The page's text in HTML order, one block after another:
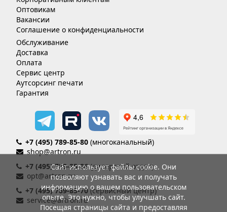
Оптовикам
Вакансии
Соглашение о конфиденциальности
Обслуживание
Доставка
Оплата
Сервис центр
Аутсорсинг печати
Гарантия
+7 (495) 789-85-80 (многоканальный)
shop@artron.ru
+7 (495) 789-85-86(дилерский отдел)
opt@artron.ru
+7 (495) 789-85-70 (сервисный центр)
service@artron.ru
Сайт использует файлы cookie. Они
позволяют узнавать вас и получать
информацию о вашем пользовательском
опыте. Это нужно, чтобы улучшать сайт.
Посещая страницы сайта и предоставляя